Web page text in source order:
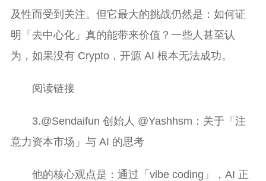
及性而受到关注。但它最大的挑战仍然是：如何证
明「去中心化」真的能带来价值？一些人甚至认
为，如果没有 Crypto，开源 AI 根本无法成功。
阅读链接
3.@Sendaifun 创始人 @Yashhsm：关于「注
意力资本市场」与 AI 的思考
他的核心观点是：通过「vibe coding」，AI 正